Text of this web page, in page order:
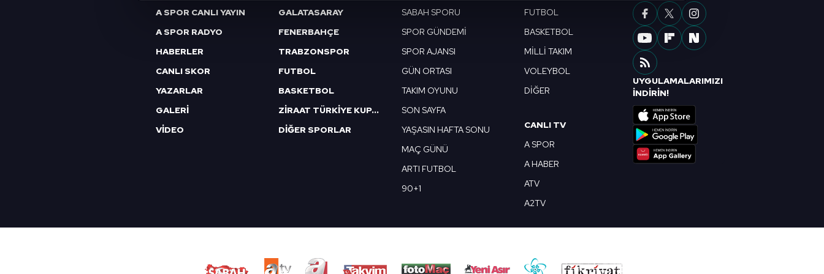
Sizlere daha iyi bir hizmet sunabilmek için İnternet Sitemizde kendimize ve üçüncü kişilere ait çerezler kullanılmaktadır. Bu
çerezler vasıtasıyla çeşitli kişisel verileriniz işlenmekte olup gerekli olan çerezler bilgi toplumu hizmetlerinin sunulması
Çerezlere ilişkin tercihlerinizi aşağıda yer alan panel vasıtasıyla belirleyebilirsiniz. Çerezlere ilişkin detaylı bilgi için Ayarlar
butonuna tıklayabilir,
Çerez Bilgilendirme Metnimizi
6698 sayılı Kişisel Verilerin Korunması Kanunu uyarınca hazırlanmış Aydınlatma Metnimizi okumak ve sitemizde ilgili
mevzuata uygun olarak kullanılan çerezlerle ilgili bilgi almak için lütfentıklayınız
A SPOR CANLI YAYIN
A SPOR RADYO
HABERLER
CANLI SKOR
YAZARLAR
GALERİ
VİDEO
GALATASARAY
FENERBAHÇE
TRABZONSPOR
FUTBOL
BASKETBOL
ZİRAAT TÜRKİYE KUPASI
DİĞER SPORLAR
SABAH SPORU
SPOR GÜNDEMİ
SPOR AJANSI
GÜN ORTASI
TAKIM OYUNU
SON SAYFA
YAŞASIN HAFTA SONU
MAÇ GÜNÜ
ARTI FUTBOL
90+1
FUTBOL
BASKETBOL
MİLLİ TAKIM
VOLEYBOL
DİĞER
CANLI TV
A SPOR
A HABER
ATV
A2TV
UYGULAMALARIMIZI
İNDİRİN!